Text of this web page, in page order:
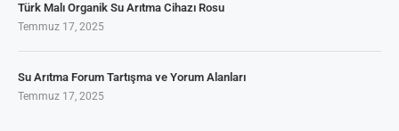
Türk Malı Organik Su Arıtma Cihazı Rosu
Temmuz 17, 2025
Su Arıtma Forum Tartışma ve Yorum Alanları
Temmuz 17, 2025